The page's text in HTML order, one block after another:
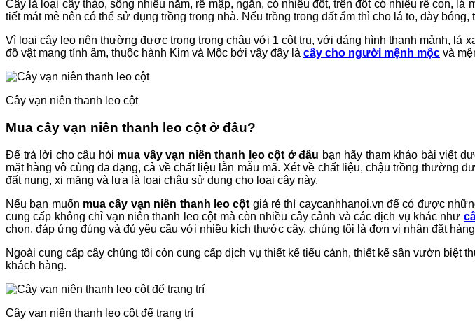
Cây là loại cây thảo, sống nhiều năm, rễ mập, ngắn, có nhiều đốt, trên đốt có nhiều rễ con,
tiết mát mẻ nên có thể sử dụng trồng trong nhà. Nếu trồng trong đất ẩm thì cho lá to, dày
Vì loại cây leo nên thường được trong trong chậu với 1 cột trụ, với dáng hình thanh mảnh, lá
đồ vật mang tính âm, thuộc hành Kim và Mộc bởi vậy đây là cây cho người mệnh mộc và
Cây vạn niên thanh leo cột
Mua cây vạn niên thanh leo cột ở đâu?
Để trả lời cho câu hỏi mua vây vạn niên thanh leo cột ở đâu bạn hãy tham khảo bài viết
mặt hàng vô cùng đa dạng, cả về chất liệu lẫn mẫu mã. Xét về chất liệu, chậu trồng
đất nung, xi măng và lựa là loại chậu sử dụng cho loại cây này.
Nếu bạn muốn mua cây vạn niên thanh leo cột giá rẻ thì caycanhhanoi.vn để có được
cung cấp không chỉ vạn niên thanh leo cột mà còn nhiều cây cảnh và các dịch vụ khác như
chọn, đáp ứng đúng và đủ yêu cầu với nhiều kích thước cây, chúng tôi là đơn vị nhận đặt
Ngoài cung cấp cây chúng tôi còn cung cấp dịch vụ thiết kế tiểu cảnh, thiết kế sân vườn biệt
khách hàng.
Cây vạn niên thanh leo cột để trang trí